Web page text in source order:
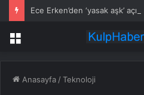
Menü
Anasayfa /Teknoloji